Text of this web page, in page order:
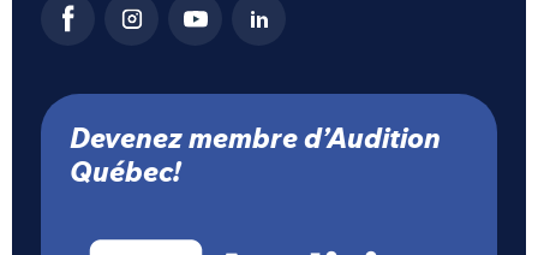
Devenez membre d’Audition
Québec!